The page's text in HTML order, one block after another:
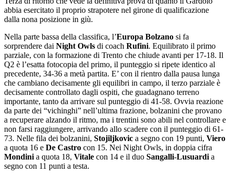
abbia esercitato il proprio strapotere nel girone di qualificazione
dalla nona posizione in giù.
Nella parte bassa della classifica, l’Europa Bolzano si fa
sorprendere dai Night Owls di coach Rufini. Equilibrato il primo
parziale, con la formazione di Trento che chiude avanti per 17-18. Il
Q2 è l’esatta fotocopia del primo, il punteggio si ripete identico al
precedente, 34-36 a metà partita. E’ con il rientro dalla pausa lunga
che cambiano decisamente gli equilibri in campo, il terzo parziale è
decisamente controllato dagli ospiti, che guadagnano terreno
importante, tanto da arrivare sul punteggio di 41-58. Ovvia reazione
da parte dei “vichinghi” nell’ultima frazione, bolzanini che provano
a recuperare alzando il ritmo, ma i trentini sono abili nel controllare e
non farsi raggiungere, arrivando allo scadere con il punteggio di 61-
73. Nelle fila dei bolzanini, Stojiljkovic a segno con 19 punti, Viero
a quota 16 e De Castro con 15. Nei Night Owls, in doppia cifra
Mondini a quota 18, Vitale con 14 e il duo Sangalli-Lusuardi a
segno con 11 punti a testa.